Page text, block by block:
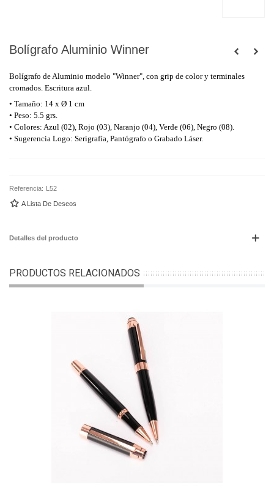
Bolígrafo Aluminio Winner
Bolígrafo de Aluminio modelo "Winner", con grip de color y terminales
cromados. Escritura azul.
• Tamaño: 14 x Ø 1 cm
• Peso: 5.5 grs.
• Colores: Azul (02), Rojo (03), Naranjo (04), Verde (06), Negro (08).
• Sugerencia Logo: Serigrafía, Pantógrafo o Grabado Láser.
Referencia: L52
A Lista De Deseos
Detalles del producto
PRODUCTOS RELACIONADOS